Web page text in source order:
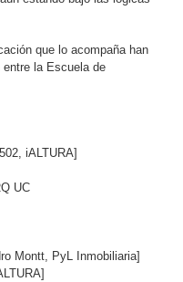
que lo acompaña han
la Escuela de
iALTURA]
UC
Montt, PyL Inmobiliaria]